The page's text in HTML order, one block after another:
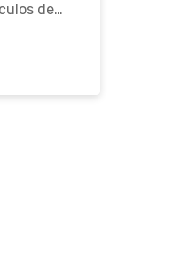
de…